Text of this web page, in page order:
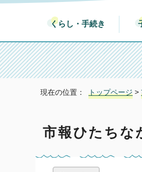
くらし・手続き
現在の位置： トップページ >
市報ひたちな